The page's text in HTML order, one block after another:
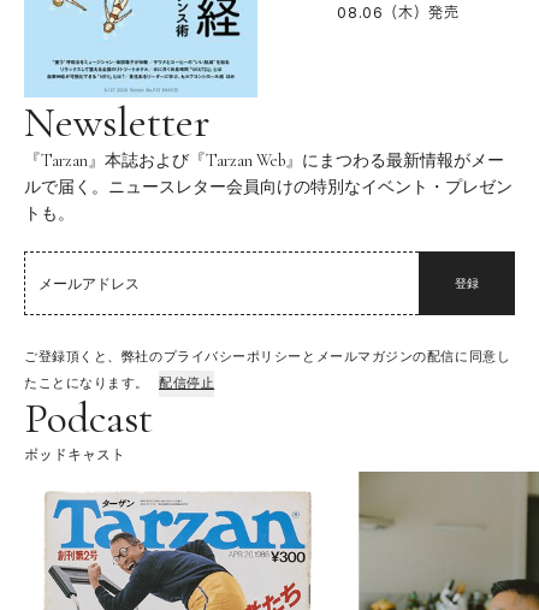
08.06（木）発売
Newsletter
『Tarzan』本誌および『Tarzan Web』にまつわる最新情報がメー
ルで届く。ニュースレター会員向けの特別なイベント・プレゼン
トも。
登録
ご登録頂くと、弊社のプライバシーポリシーとメールマガジンの配信に同意し
たことになります。
配信停止
Podcast
ポッドキャスト